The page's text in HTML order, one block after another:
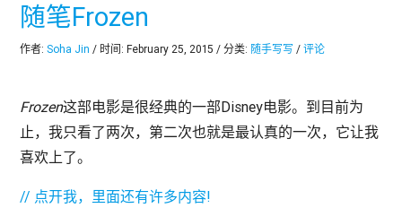
随笔Frozen
作者:Soha Jin / 时间: February 25, 2015 / 分类: 随手写写 /评论
Frozen这部电影是很经典的一部Disney电影。到目前为
止，我只看了两次，第二次也就是最认真的一次，它让我
喜欢上了。
// 点开我，里面还有许多内容!